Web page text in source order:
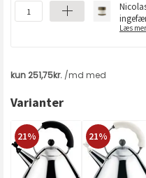
Læs
Varianter
21% 21%